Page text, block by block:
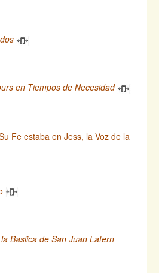
en Tiempos de Necesidad
Fe estaba en Jess, la Voz de la
Baslica de San Juan Latern